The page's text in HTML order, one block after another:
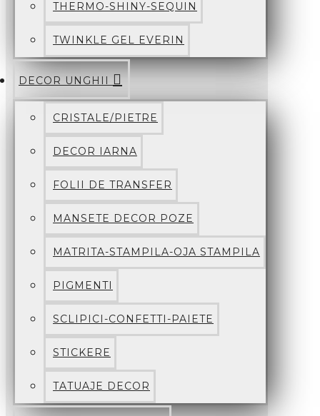
THERMO-SHINY-SEQUIN
TWINKLE GEL EVERIN
DECOR UNGHII
CRISTALE/PIETRE
DECOR IARNA
FOLII DE TRANSFER
MANSETE DECOR POZE
MATRITA-STAMPILA-OJA STAMPILA
PIGMENTI
SCLIPICI-CONFETTI-PAIETE
STICKERE
TATUAJE DECOR